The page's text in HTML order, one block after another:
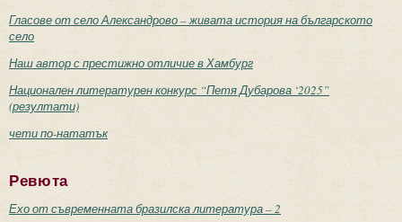
Гласове от село Александрово – живата история на българското
село
Наш автор с престижно отличие в Хамбург
Национален литературен конкурс “Петя Дубарова ‘2025”
(резултати)
чети по-нататък
Ревюта
Ехо от съвременната бразилска литература – 2